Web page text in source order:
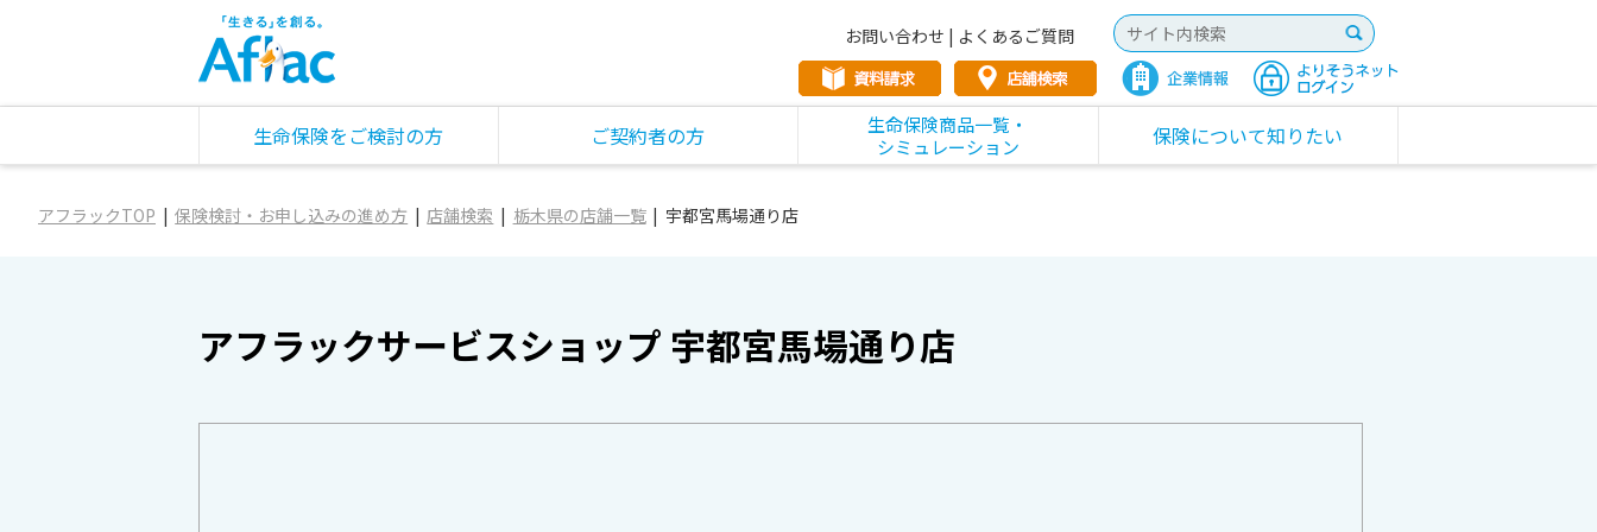
お問い合わせ | よくあるご質問
生命保険をご検討の方 ご契約者の方
生命保険商品一覧・
シミュレーション
保険について知りたい
アフラックTOP 保険検討・お申し込みの進め方 店舗検索 栃木県の店舗一覧 宇都宮馬場通り店
アフラックサービスショップ 宇都宮馬場通り店